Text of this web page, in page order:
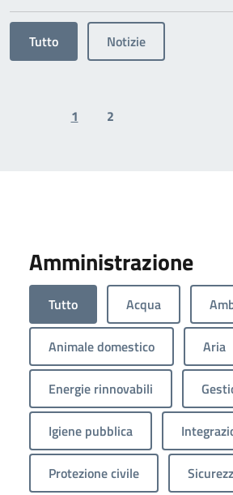
Tutto Notizie
Previous page
1 2
Amministrazione
Tutto Acqua
Animale domestico Aria
Energie rinnovabili
Igiene pubblica
Protezione civile